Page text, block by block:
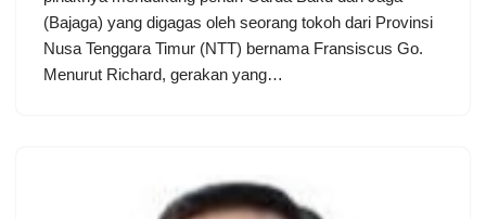
(Bajaga) yang digagas oleh seorang tokoh dari Provinsi
Nusa Tenggara Timur (NTT) bernama Fransiscus Go.
Menurut Richard, gerakan yang…